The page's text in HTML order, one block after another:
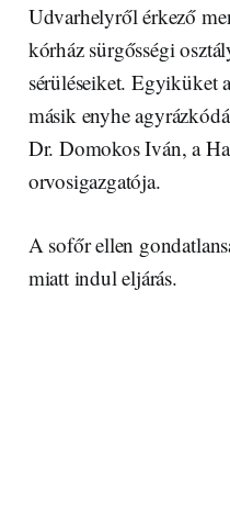
Udvarhelyről érkező
kórház sürgősségi
sérüléseiket. Egyiküket
másik enyhe
Dr. Domokos Iván, a
orvosigazgatója.
A sofőr ellen
miatt indul eljárás.